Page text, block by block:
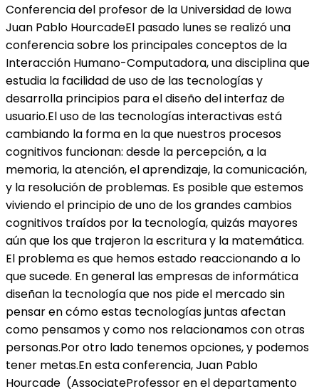
Conferencia del profesor de la Universidad de Iowa
Juan Pablo HourcadeEl pasado lunes se realizó una
conferencia sobre los principales conceptos de la
Interacción Humano-Computadora, una disciplina que
estudia la facilidad de uso de las tecnologías y
desarrolla principios para el diseño del interfaz de
usuario.El uso de las tecnologías interactivas está
cambiando la forma en la que nuestros procesos
cognitivos funcionan: desde la percepción, a la
memoria, la atención, el aprendizaje, la comunicación,
y la resolución de problemas. Es posible que estemos
viviendo el principio de uno de los grandes cambios
cognitivos traídos por la tecnología, quizás mayores
aún que los que trajeron la escritura y la matemática.
El problema es que hemos estado reaccionando a lo
que sucede. En general las empresas de informática
diseñan la tecnología que nos pide el mercado sin
pensar en cómo estas tecnologías juntas afectan
como pensamos y como nos relacionamos con otras
personas.Por otro lado tenemos opciones, y podemos
tener metas.En esta conferencia, Juan Pablo
Hourcade (AssociateProfessor en el departamento